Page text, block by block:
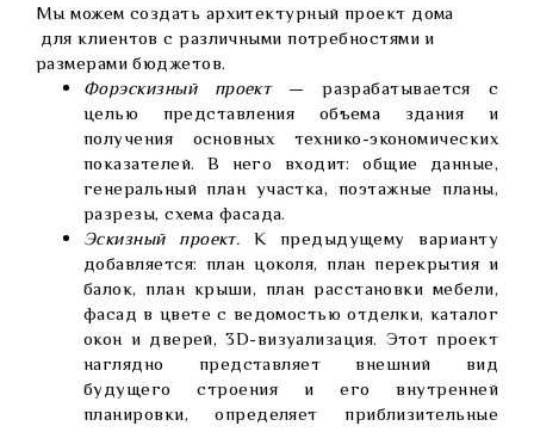
Мы можем создать архитектурный проект дома
для клиентов с различными потребностями и
размерами бюджетов.
Форэскизный проект— разрабатывается с
целью представления объема здания и
получения основных технико-экономических
показателей. В него входит: общие данные,
генеральный план участка, поэтажные планы,
разрезы, схема фасада.
Эскизный проект. К предыдущему варианту
добавляется: план цоколя, план перекрытия и
балок, план крыши, план расстановки мебели,
фасад в цвете с ведомостью отделки, каталог
окон и дверей, 3D-визуализация. Этот проект
наглядно представляет внешний вид
будущего строения и его внутренней
планировки, определяет приблизительные